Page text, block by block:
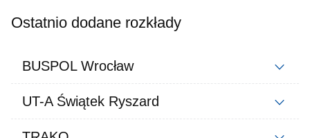
Ostatnio dodane rozkłady
BUSPOL Wrocław
UT-A Świątek Ryszard